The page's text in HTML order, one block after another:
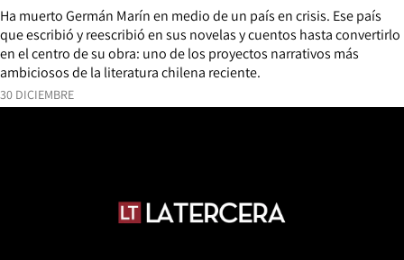
30 DICIEMBRE
Ha muerto Germán Marín en medio de un país en crisis. Ese país
que escribió y reescribió en sus novelas y cuentos hasta convertirlo
en el centro de su obra: uno de los proyectos narrativos más
ambiciosos de la literatura chilena reciente.